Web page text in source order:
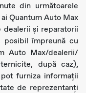
din următoarele
Quantum Auto Max
și reparatorii
împreună cu
Auto Max/dealerii/
după caz),
furniza informații
de reprezentanți